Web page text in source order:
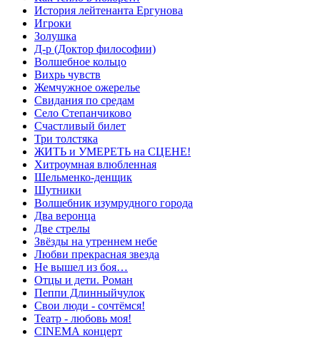
История лейтенанта Ергунова
Игроки
Золушка
Д-р (Доктор философии)
Волшебное кольцо
Вихрь чувств
Жемчужное ожерелье
Свидания по средам
Село Степанчиково
Счастливый билет
Три толстяка
ЖИТЬ и УМЕРЕТЬ на СЦЕНЕ!
Хитроумная влюбленная
Шельменко-денщик
Шутники
Волшебник изумрудного города
Два веронца
Две стрелы
Звёзды на утреннем небе
Любви прекрасная звезда
Не вышел из боя…
Отцы и дети. Роман
Пеппи Длинныйчулок
Свои люди - сочтёмся!
Театр - любовь моя!
СINЕМА концерт